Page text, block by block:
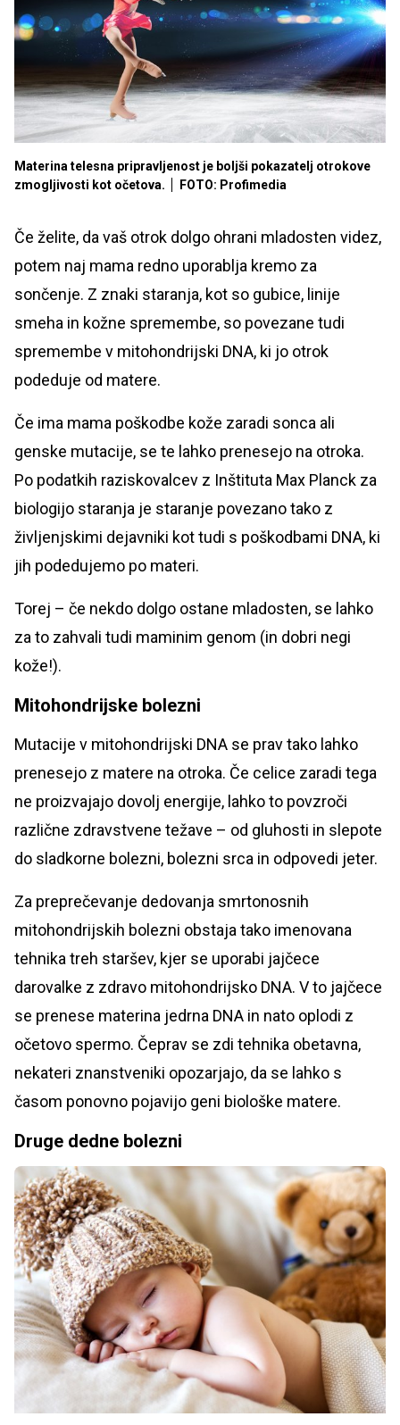
Materina telesna pripravljenost je boljši pokazatelj otrokove
zmogljivosti kot očetova.
FOTO: Profimedia
Če želite, da vaš otrok dolgo ohrani mladosten videz,
potem naj mama redno uporablja kremo za
sončenje. Z znaki staranja, kot so gubice, linije
smeha in kožne spremembe, so povezane tudi
spremembe v mitohondrijski DNA, ki jo otrok
podeduje od matere.
Če ima mama poškodbe kože zaradi sonca ali
genske mutacije, se te lahko prenesejo na otroka.
Po podatkih raziskovalcev z Inštituta Max Planck za
biologijo staranja je staranje povezano tako z
življenjskimi dejavniki kot tudi s poškodbami DNA, ki
jih podedujemo po materi.
Torej – če nekdo dolgo ostane mladosten, se lahko
za to zahvali tudi maminim genom (in dobri negi
kože!).
Mitohondrijske bolezni
Mutacije v mitohondrijski DNA se prav tako lahko
prenesejo z matere na otroka. Če celice zaradi tega
ne proizvajajo dovolj energije, lahko to povzroči
različne zdravstvene težave – od gluhosti in slepote
do sladkorne bolezni, bolezni srca in odpovedi jeter.
Za preprečevanje dedovanja smrtonosnih
mitohondrijskih bolezni obstaja tako imenovana
tehnika treh staršev, kjer se uporabi jajčece
darovalke z zdravo mitohondrijsko DNA. V to jajčece
se prenese materina jedrna DNA in nato oplodi z
očetovo spermo. Čeprav se zdi tehnika obetavna,
nekateri znanstveniki opozarjajo, da se lahko s
časom ponovno pojavijo geni biološke matere.
Druge dedne bolezni